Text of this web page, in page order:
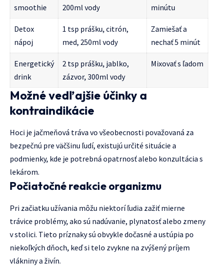
smoothie
200ml vody
minútu
Detox
nápoj
1 tsp prášku, citrón,
med, 250ml vody
Zamiešať a
nechať 5 minút
Energetický
drink
2 tsp prášku, jablko,
zázvor, 300ml vody
Mixovať s ľadom
Možné vedľajšie účinky a
kontraindikácie
Hoci je jačmeňová tráva vo všeobecnosti považovaná za
bezpečnú pre väčšinu ľudí, existujú určité situácie a
podmienky, kde je potrebná opatrnosť alebo konzultácia s
lekárom.
Počiatočné reakcie organizmu
Pri začiatku užívania môžu niektorí ľudia zažiť mierne
trávice problémy, ako sú nadúvanie, plynatosť alebo zmeny
v stolici. Tieto príznaky sú obvykle dočasné a ustúpia po
niekoľkých dňoch, keď si telo zvykne na zvýšený príjem
vlákniny a živín.